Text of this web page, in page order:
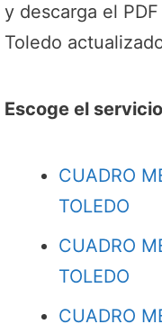
y descarga el
Toledo
Escoge el
CUADRO
TOLEDO
CUADRO
TOLEDO
CUADRO